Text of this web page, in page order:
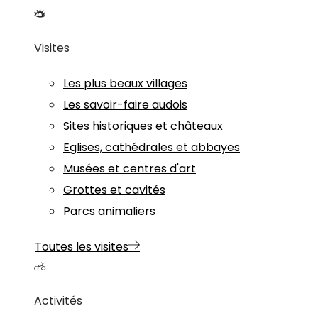
Visites
Les plus beaux villages
Les savoir-faire audois
Sites historiques et châteaux
Eglises, cathédrales et abbayes
Musées et centres d'art
Grottes et cavités
Parcs animaliers
Toutes les visites
Activités